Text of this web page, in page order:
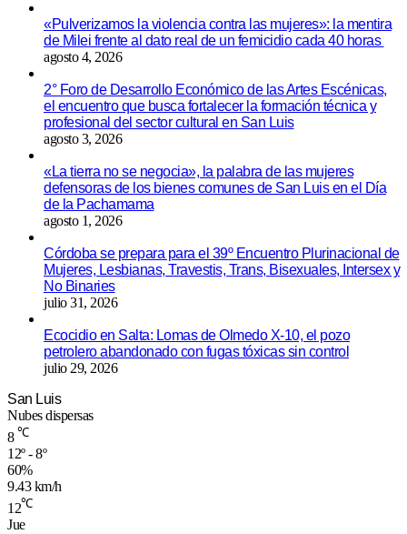
«Pulverizamos la violencia contra las mujeres»: la mentira
de Milei frente al dato real de un femicidio cada 40 horas
agosto 4, 2026
2° Foro de Desarrollo Económico de las Artes Escénicas,
el encuentro que busca fortalecer la formación técnica y
profesional del sector cultural en San Luis
agosto 3, 2026
«La tierra no se negocia», la palabra de las mujeres
defensoras de los bienes comunes de San Luis en el Día
de la Pachamama
agosto 1, 2026
Córdoba se prepara para el 39º Encuentro Plurinacional de
Mujeres, Lesbianas, Travestis, Trans, Bisexuales, Intersex y
No Binaries
julio 31, 2026
Ecocidio en Salta: Lomas de Olmedo X-10, el pozo
petrolero abandonado con fugas tóxicas sin control
julio 29, 2026
San Luis
Nubes dispersas
8 ℃
12º - 8º
60%
9.43 km/h
12℃
Jue